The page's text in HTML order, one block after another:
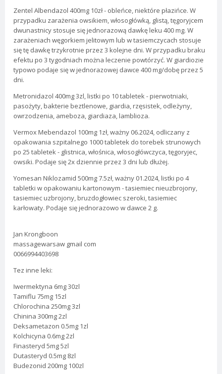
Zentel Albendazol 400mg 10zł - obleńce, niektóre płazińce. W
przypadku zarażenia owsikiem, włosogłówką, glistą, tęgoryjcem
dwunastnicy stosuje się jednorazową dawkę leku 400 mg. W
zarażeniach węgorkiem jelitowym lub w tasiemczycach stosuje
się tę dawkę trzykrotnie przez 3 kolejne dni. W przypadku braku
efektu po 3 tygodniach można leczenie powtórzyć. W giardiozie
typowo podaje się w jednorazowej dawce 400 mg/dobę przez 5
dni.
Metronidazol 400mg 3zl, listki po 10 tabletek - pierwotniaki,
pasożyty, bakterie beztlenowe, giardia, rzęsistek, odleżyny,
owrzodzenia, ameboza, giardiaza, lamblioza.
Vermox Mebendazol 100mg 1zł, ważny 06.2024, odliczany z
opakowania szpitalnego 1000 tabletek do torebek strunowych
po 25 tabletek - glistnica, włośnica, włosogłówczyca, tęgoryjec,
owsiki. Podaje się 2x dziennie przez 3 dni lub dłużej.
Yomesan Niklozamid 500mg 7.5zł, ważny 01.2024, listki po 4
tabletki w opakowaniu kartonowym - tasiemiec nieuzbrojony,
tasiemiec uzbrojony, bruzdogłowiec szeroki, tasiemiec
karłowaty. Podaje się jednorazowo w dawce 2 g.
Jan Krongboon
massagewarsaw gmail com
0066994403698
Tez inne leki:
Iwermektyna 6mg 30zl
Tamiflu 75mg 15zl
Chlorochina 250mg 3zl
Chinina 300mg 2zl
Deksametazon 0.5mg 1zl
Kolchicyna 0.6mg 2zl
Finasteryd 5mg 5zl
Dutasteryd 0.5mg 8zl
Budezonid 200mg 100zl